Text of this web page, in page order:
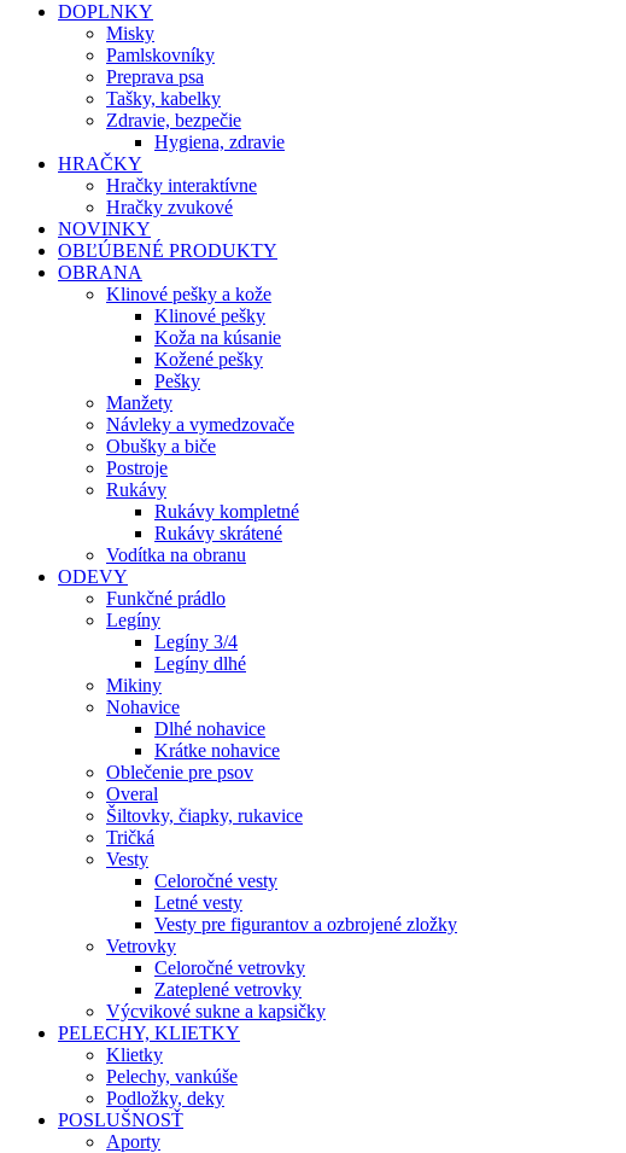
DOPLNKY
Misky
Pamlskovníky
Preprava psa
Tašky, kabelky
Zdravie, bezpečie
Hygiena, zdravie
HRAČKY
Hračky interaktívne
Hračky zvukové
NOVINKY
OBĽÚBENÉ PRODUKTY
OBRANA
Klinové pešky a kože
Klinové pešky
Koža na kúsanie
Kožené pešky
Pešky
Manžety
Návleky a vymedzovače
Obušky a biče
Postroje
Rukávy
Rukávy kompletné
Rukávy skrátené
Vodítka na obranu
ODEVY
Funkčné prádlo
Legíny
Legíny 3/4
Legíny dlhé
Mikiny
Nohavice
Dlhé nohavice
Krátke nohavice
Oblečenie pre psov
Overal
Šiltovky, čiapky, rukavice
Tričká
Vesty
Celoročné vesty
Letné vesty
Vesty pre figurantov a ozbrojené zložky
Vetrovky
Celoročné vetrovky
Zateplené vetrovky
Výcvikové sukne a kapsičky
PELECHY, KLIETKY
Klietky
Pelechy, vankúše
Podložky, deky
POSLUŠNOSŤ
Aporty